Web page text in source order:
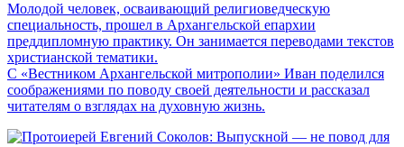
Молодой человек, осваивающий религиоведческую
специальность, прошел в Архангельской епархии
преддипломную практику. Он занимается переводами текстов
христианской тематики.
С «Вестником Архангельской митрополии» Иван поделился
соображениями по поводу своей деятельности и рассказал
читателям о взглядах на духовную жизнь.